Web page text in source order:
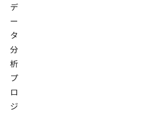
デ
ー
タ
分
析
プ
ロ
ジ